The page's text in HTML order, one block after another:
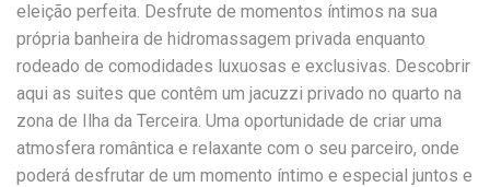
eleição perfeita. Desfrute de momentos íntimos na sua
própria banheira de hidromassagem privada enquanto
rodeado de comodidades luxuosas e exclusivas. Descobrir
aqui as suites que contêm um jacuzzi privado no quarto na
zona de Ilha da Terceira. Uma oportunidade de criar uma
atmosfera romântica e relaxante com o seu parceiro, onde
poderá desfrutar de um momento íntimo e especial juntos e